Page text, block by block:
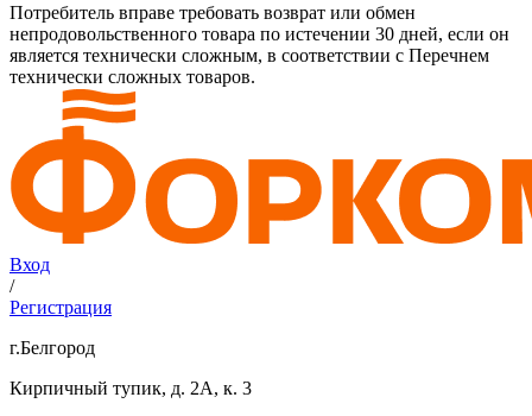
Потребитель вправе требовать возврат или обмен
непродовольственного товара по истечении 30 дней, если он
является технически сложным, в соответствии с Перечнем
технически сложных товаров.
Вход
/
Регистрация
г.Белгород
Кирпичный тупик, д. 2А, к. 3